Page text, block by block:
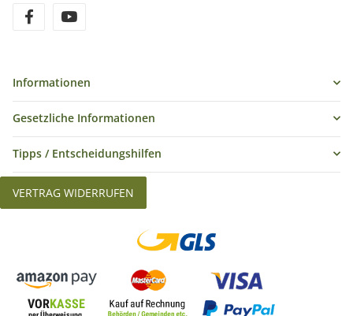
Informationen
Gesetzliche Informationen
Tipps / Entscheidungshilfen
VERTRAG WIDERRUFEN